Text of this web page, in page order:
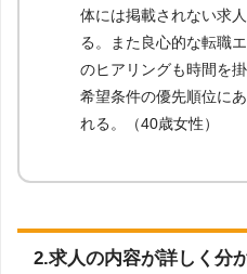
体には掲載されない求
る。また良心的な転職
のヒアリングも時間を
希望条件の優先順位に
れる。（40歳女性）
2.求人の内容が詳しく分